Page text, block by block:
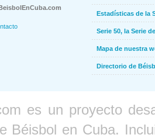
Estadísticas de la
Serie 50, la Serie
Mapa de nuestra
Directorio de
es un proyecto
Béisbol en Cuba.